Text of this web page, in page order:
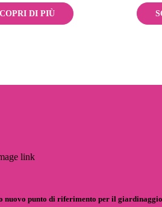
DI PIÙ
nuovo punto di riferimento per il